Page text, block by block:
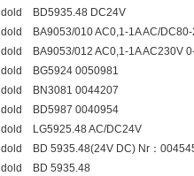
dold BD5935.48 DC24V
dold BA9053/010 AC0,1-1A AC/
dold BA9053/012 AC0,1-1A AC230V
dold BG5924 0050981
dold BN3081 0044207
dold BD5987 0040954
dold LG5925.48 AC/DC24V
dold BD 5935.48(24V DC) Nr：
dold BD 5935.48